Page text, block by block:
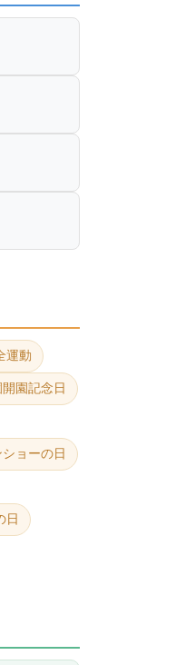
運動
園記念日
ョーの日
日